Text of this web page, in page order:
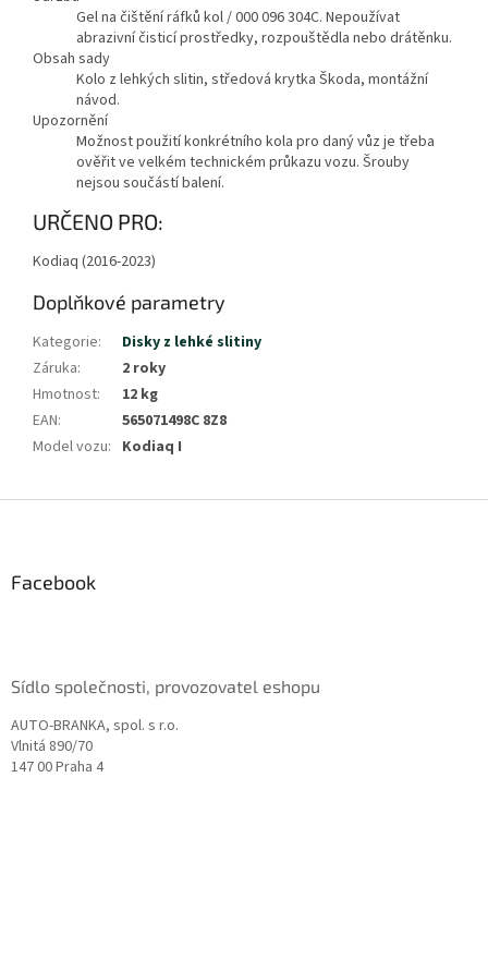
Gel na čištění ráfků kol / 000 096 304C. Nepoužívat
abrazivní čisticí prostředky, rozpouštědla nebo drátěnku.
Obsah sady
Kolo z lehkých slitin, středová krytka Škoda, montážní
návod.
Upozornění
Možnost použití konkrétního kola pro daný vůz je třeba
ověřit ve velkém technickém průkazu vozu. Šrouby
nejsou součástí balení.
méně
URČENO PRO:
Kodiaq (2016-2023)
Doplňkové parametry
Kategorie:
Disky z lehké slitiny
Záruka:
2 roky
Hmotnost:
12 kg
EAN:
565071498C 8Z8
Model vozu: Kodiaq I
Facebook
Sídlo společnosti, provozovatel eshopu
AUTO-BRANKA, spol. s r.o.
Vlnitá 890/70
147 00 Praha 4